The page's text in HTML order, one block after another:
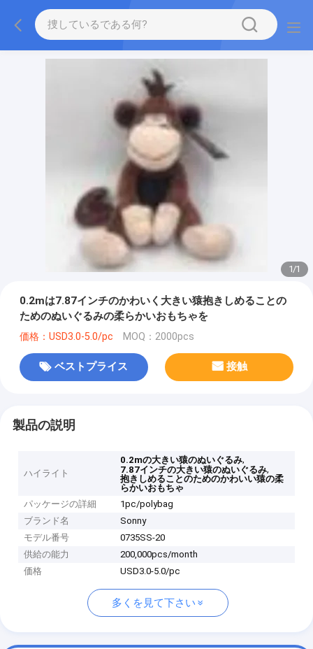
1/1
0.2mは7.87インチのかわいく大きい猿抱きしめることの
ためのぬいぐるみの柔らかいおもちゃを
価格：USD3.0-5.0/pc MOQ：2000pcs
ベストプライス 接触
製品の説明
ハイライト
0.2mの大きい猿のぬいぐるみ,
7.87インチの大きい猿のぬいぐるみ,
抱きしめることのためのかわいい猿の柔
らかいおもちゃ
パッケージの詳細
1pc/polybag
ブランド名
Sonny
モデル番号
0735SS-20
供給の能力
200,000pcs/month
価格
USD3.0-5.0/pc
多くを見て下さい